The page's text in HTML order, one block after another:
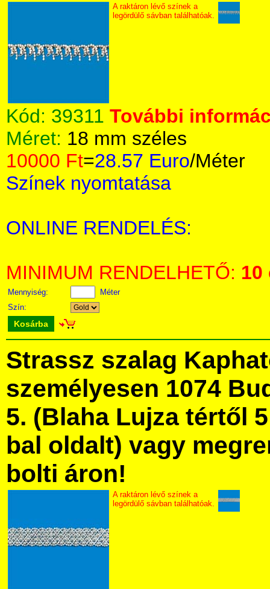
A raktáron lévő színek a
legördülő sávban találhatóak.
Kód: 39311 További
Méret: 18 mm széles
10000 Ft=28.57 Euro/Méter
Színek nyomtatása
ONLINE RENDELÉS:
MINIMUM RENDELHETŐ: 10
Mennyiség:
Méter
Szín:
Kosárba
Strassz szalag
személyesen 1074
5. (Blaha Lujza tértől
bal oldalt) vagy
bolti áron!
A raktáron lévő színek a
legördülő sávban találhatóak.